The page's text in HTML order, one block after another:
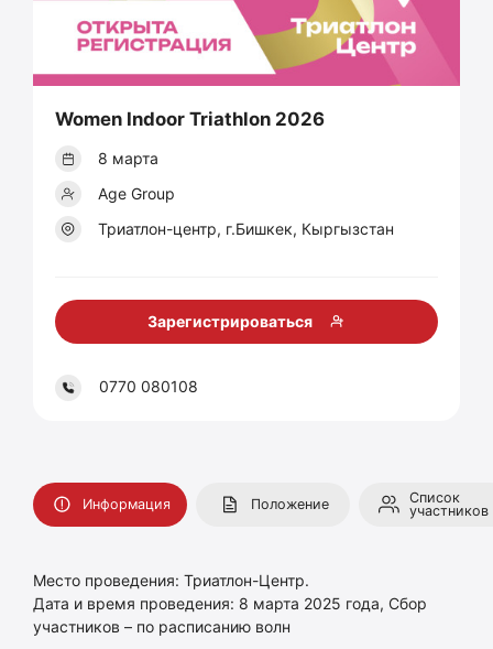
Women Indoor Triathlon 2026
8 марта
Age Group
Триатлон-центр, г.Бишкек, Кыргызстан
Зарегистрироваться
0770 080108
Информация Положение
Список
участников
Место проведения: Триатлон-Центр.
Дата и время проведения: 8 марта 2025 года, Сбор
участников – по расписанию волн